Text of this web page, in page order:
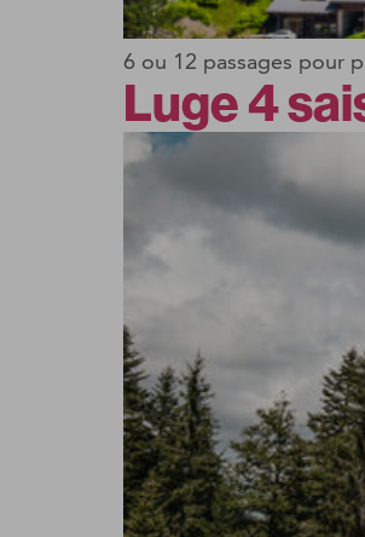
6 ou 12 passages pour
Luge 4